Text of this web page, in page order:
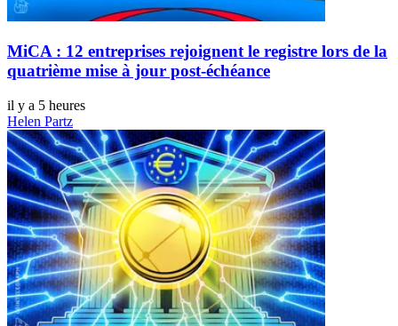
MiCA : 12 entreprises rejoignent le registre lors de la
quatrième mise à jour post-échéance
il y a 5 heures
Helen Partz